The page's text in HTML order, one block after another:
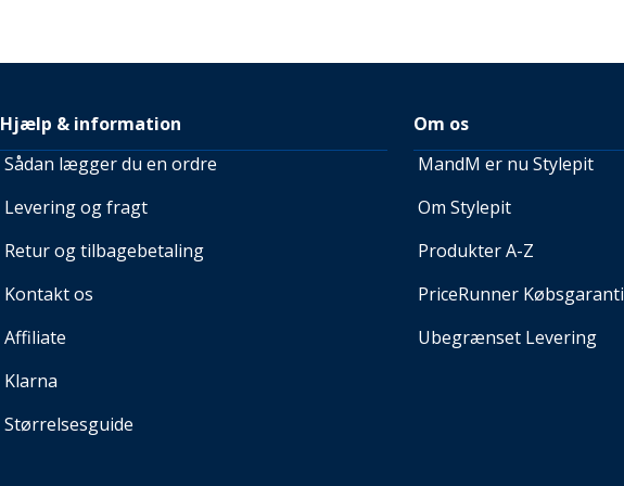
Hjælp & information
Sådan lægger du en ordre
Levering og fragt
Retur og tilbagebetaling
Kontakt os
Affiliate
Klarna
Størrelsesguide
Om os
MandM er nu Stylepit
Om Stylepit
Produkter A-Z
PriceRunner Købsgaranti
Ubegrænset Levering